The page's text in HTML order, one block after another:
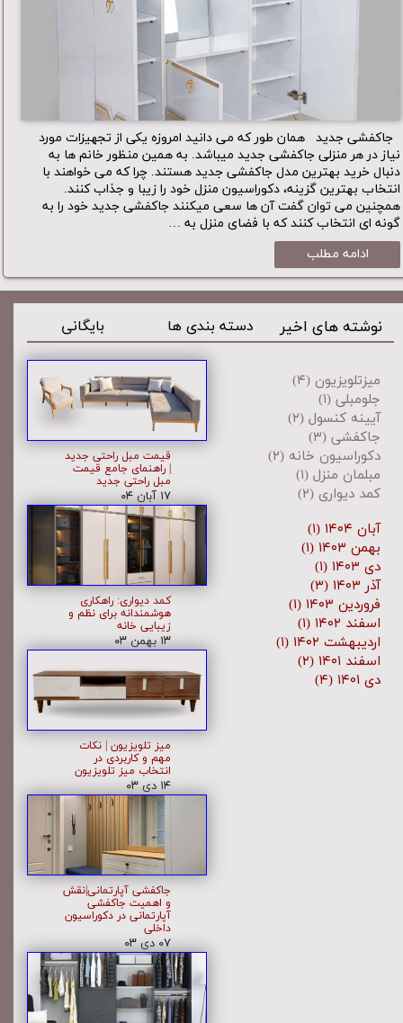
جاکفشی جدید همان طور که می دانید امروزه یکی از تجهیزات مورد
نیاز در هر منزلی جاکفشی جدید میباشد. به همین منظور خانم ها به
دنبال خرید بهترین مدل جاکفشی جدید هستند. چرا که می خواهند با
انتخاب بهترین گزینه، دکوراسیون منزل خود را زیبا و جذاب کنند.
همچنین می ‌توان گفت آن ها سعی میکنند جاکفشی جدید خود را به
گونه‌ ای انتخاب کنند که با فضای منزل به …
ادامه مطلب
دسته بندی ها
میزتلویزیون (۴)
جلومبلی (۱)
آیینه کنسول (۲)
جاکفشی (۳)
دکوراسیون خانه (۲)
مبلمان منزل (۱)
کمد دیواری (۲)
آبان ۱۴۰۴
(۱)
بهمن ۱۴۰۳
(۱)
دی ۱۴۰۳
(۱)
آذر ۱۴۰۳
(۳)
فروردین ۱۴۰۳
(۱)
اسفند ۱۴۰۲
(۱)
اردیبهشت ۱۴۰۲
(۱)
اسفند ۱۴۰۱
(۲)
دی ۱۴۰۱
(۴)
بایگانی
قیمت مبل راحتی جدید
| راهنمای جامع قیمت
مبل راحتی جدید
۱۷ آبان ۰۴
کمد دیواری: راهکاری
هوشمندانه برای نظم و
زیبایی خانه
۱۳ بهمن ۰۳
میز تلویزیون | نکات
مهم و کاربردی در
انتخاب میز تلویزیون
۱۴ دی ۰۳
جاکفشی آپارتمانی|نقش
و اهمیت جاکفشی
آپارتمانی در دکوراسیون
داخلی
۰۷ دی ۰۳
نوشته های اخیر